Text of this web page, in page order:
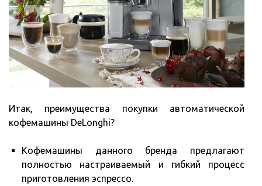
Итак, преимущества покупки автоматической
кофемашины DeLonghi?
Кофемашины данного бренда предлагают
полностью настраиваемый и гибкий процесс
приготовления эспрессо.